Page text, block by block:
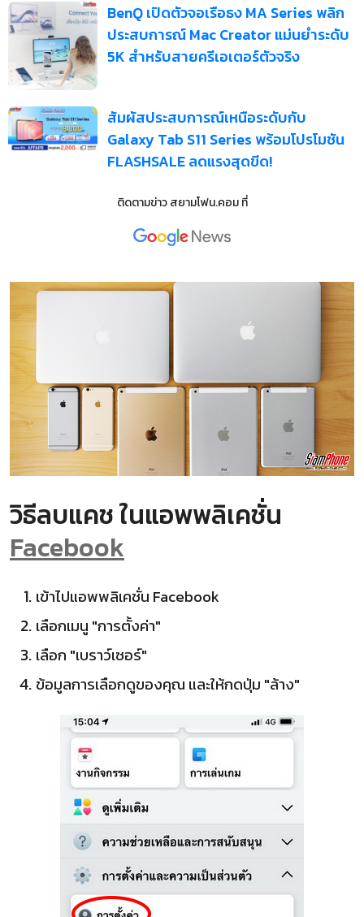
BenQ เปิดตัวจอเรือธง MA Series พลิก
ประสบการณ์ Mac Creator แม่นยำระดับ
5K สำหรับสายครีเอเตอร์ตัวจริง
สัมผัสประสบการณ์เหนือระดับกับ
Galaxy Tab S11 Series พร้อมโปรโมชัน
FLASHSALE ลดแรงสุดขีด!
ติดตามข่าวสยามโฟน.คอมที่
วิธีลบแคช ในแอพพลิเคชั่น
Facebook
เข้าไปแอพพลิเคชั่น Facebook
เลือกเมนู "การตั้งค่า"
เลือก "เบราว์เซอร์"
ข้อมูลการเลือกดูของคุณ และให้กดปุ่ม "ล้าง"